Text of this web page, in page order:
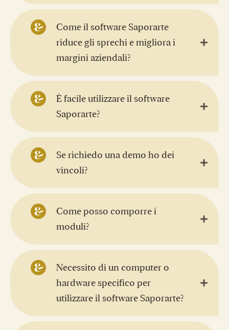
Come il software Saporarte
riduce gli sprechi e migliora i
margini aziendali?
È facile utilizzare il software
Saporarte?
Se richiedo una demo ho dei
vincoli?
Come posso comporre i
moduli?
Necessito di un computer o
hardware specifico per
utilizzare il software Saporarte?